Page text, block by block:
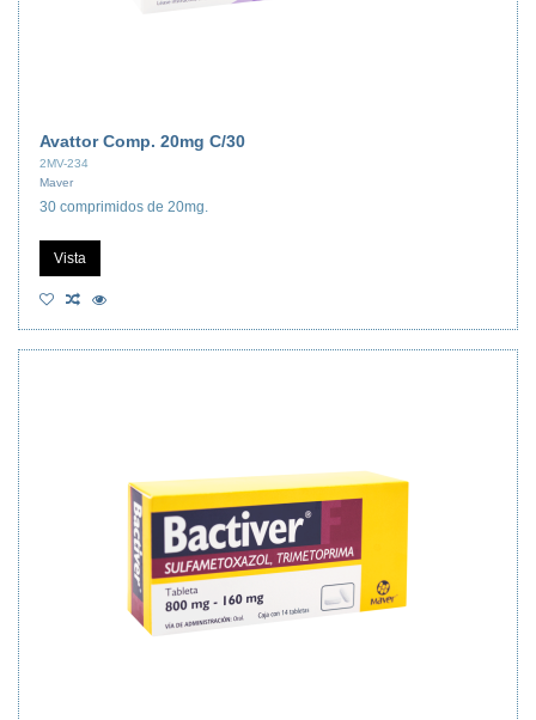
Avattor Comp. 20mg C/30
2MV-234
Maver
30 comprimidos de 20mg.
Vista